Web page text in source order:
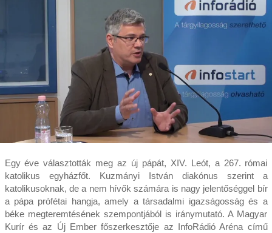
Egy éve választották meg az új pápát, XIV. Leót, a 267. római
katolikus egyházfőt. Kuzmányi István diakónus szerint a
katolikusoknak, de a nem hívők számára is nagy jelentőséggel bír
a pápa prófétai hangja, amely a társadalmi igazságosság és a
béke megteremtésének szempontjából is iránymutató. A Magyar
Kurír és az Új Ember főszerkesztője az InfoRádió Aréna című